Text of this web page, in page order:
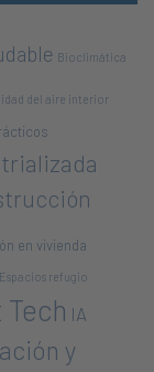
Bioclimática
del aire interior
en vivienda
Espacios refugio
IA
y